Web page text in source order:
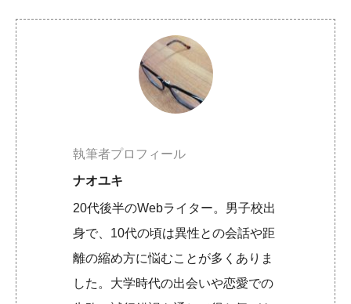
執筆者プロフィール
ナオユキ
20代後半のWebライター。男子校出
身で、10代の頃は異性との会話や距
離の縮め方に悩むことが多くありま
した。大学時代の出会いや恋愛での